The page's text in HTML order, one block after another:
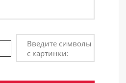
Введите символы
с картинки: